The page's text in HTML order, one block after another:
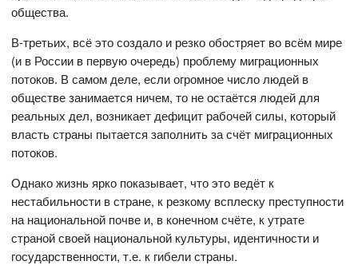
общества.
В-третьих, всё это создало и резко обостряет во всём мире
(и в России в первую очередь) проблему миграционных
потоков. В самом деле, если огромное число людей в
обществе занимается ничем, то не остаётся людей для
реальных дел, возникает дефицит рабочей силы, который
власть страны пытается заполнить за счёт миграционных
потоков.
Однако жизнь ярко показывает, что это ведёт к
нестабильности в стране, к резкому всплеску преступности
на национальной почве и, в конечном счёте, к утрате
страной своей национальной культуры, идентичности и
государственности, т.е. к гибели страны.